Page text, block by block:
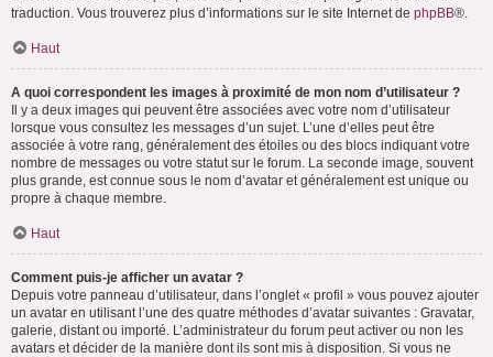
traduction. Vous trouverez plus d’informations sur le site Internet de phpBB®.
Haut
A quoi correspondent les images à proximité de mon nom d’utilisateur ?
Il y a deux images qui peuvent être associées avec votre nom d’utilisateur
lorsque vous consultez les messages d’un sujet. L’une d’elles peut être
associée à votre rang, généralement des étoiles ou des blocs indiquant votre
nombre de messages ou votre statut sur le forum. La seconde image, souvent
plus grande, est connue sous le nom d’avatar et généralement est unique ou
propre à chaque membre.
Haut
Comment puis-je afficher un avatar ?
Depuis votre panneau d’utilisateur, dans l’onglet « profil » vous pouvez ajouter
un avatar en utilisant l’une des quatre méthodes d’avatar suivantes : Gravatar,
galerie, distant ou importé. L’administrateur du forum peut activer ou non les
avatars et décider de la manière dont ils sont mis à disposition. Si vous ne